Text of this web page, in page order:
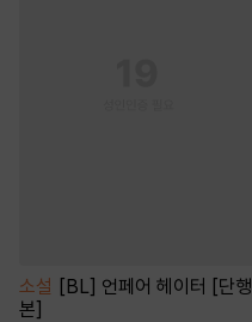
소설 [BL] 언페어 헤이터 [단행
본]